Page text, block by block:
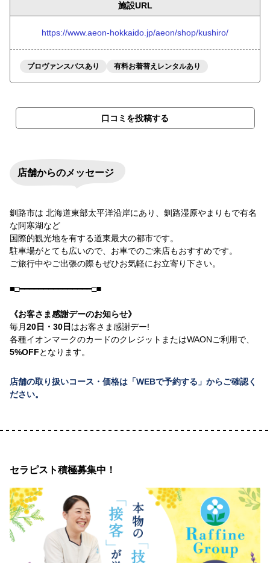
施設URL
https://www.aeon-hokkaido.jp/aeon/shop/kushiro/
プロヴァンスバスあり 有料お着替えレンタルあり
口コミを投稿する
店舗からのメッセージ
釧路市は 北海道東部太平洋沿岸にあり、釧路湿原やまりもで有名
な阿寒湖など
国際的観光地を有する道東最大の都市です。
駐車場がとても広いので、お車でのご来店もおすすめです。
ご旅行中やご出張の際もぜひお気軽にお立寄り下さい。
■□━━━━━━━━━━━━━━━□■
《お客さま感謝デーのお知らせ》
毎月20日・30日 はお客さま感謝デー!
各種イオンマークのカードのクレジットまたはWAONご利用で、
5%OFFとなります。
店舗の取り扱いコース・価格は「WEBで予約する」からご確認く
ださい。
セラピスト積極募集中！